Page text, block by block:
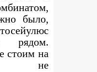
было,
рядом.
стоим на
не